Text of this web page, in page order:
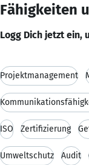
Fähigkeiten
Logg Dich jetzt ein,
Projektmanagement
ISO Zertifizierung
Umweltschutz Audit